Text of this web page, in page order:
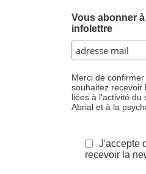
Vous abonner
infolettre
Merci de
souhaitez recevoir
liées à l'activité du
Abrial et à la
J'accepte
recevoir la